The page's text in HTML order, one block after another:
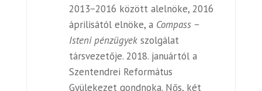
2013−2016 között alelnöke, 2016
áprilisától elnöke, a Compass −
Isteni pénzügyek szolgálat
társvezetője. 2018. januártól a
Szentendrei Református
Gyülekezet gondnoka. Nős, két